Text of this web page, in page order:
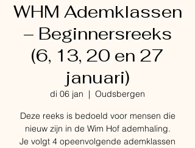
WHM Ademklassen
– Beginnersreeks
(6, 13, 20 en 27
januari)
di 06 jan
  |
Oudsbergen
Deze reeks is bedoeld voor mensen die
nieuw zijn in de Wim Hof ademhaling.
Je volgt 4 opeenvolgende ademklassen